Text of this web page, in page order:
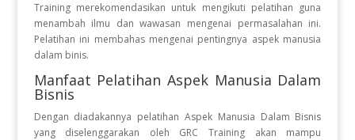
Training merekomendasikan untuk mengikuti pelatihan guna
menambah ilmu dan wawasan mengenai permasalahan ini.
Pelatihan ini membahas mengenai pentingnya aspek manusia
dalam binis.
Manfaat Pelatihan Aspek Manusia Dalam
Bisnis
Dengan diadakannya pelatihan Aspek Manusia Dalam Bisnis
yang diselenggarakan oleh GRC Training akan mampu